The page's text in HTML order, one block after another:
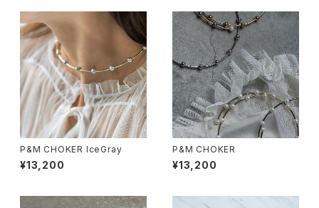
P&M CHOKER IceGray
¥13,200
P&M CHOKER
¥13,200